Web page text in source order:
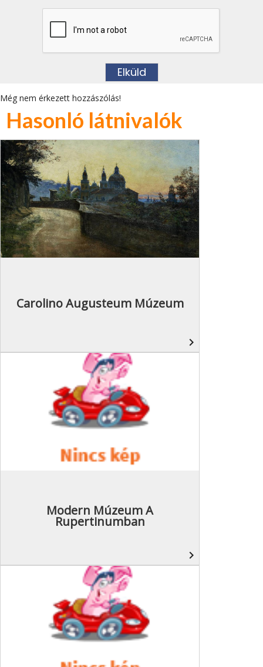
Még nem érkezett hozzászólás!
Hasonló látnivalók
Carolino Augusteum Múzeum
navigate_next
Modern Múzeum A
Rupertinumban
navigate_next